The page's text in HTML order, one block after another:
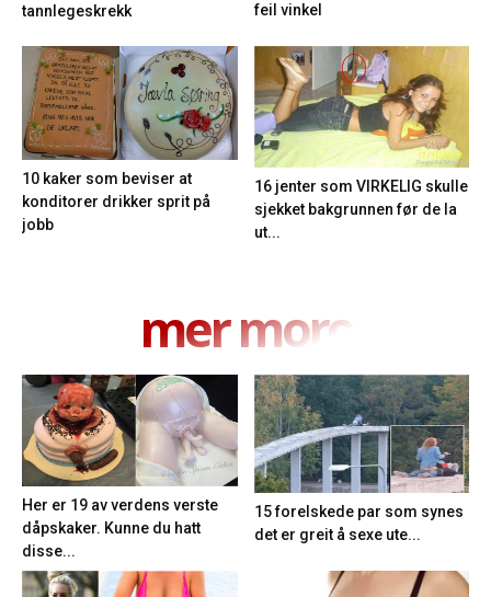
tannlegeskrekk
feil vinkel
10 kaker som beviser at
konditorer drikker sprit på
jobb
16 jenter som VIRKELIG skulle
sjekket bakgrunnen før de la
ut...
mer moro
Her er 19 av verdens verste
dåpskaker. Kunne du hatt
disse...
15 forelskede par som synes
det er greit å sexe ute...